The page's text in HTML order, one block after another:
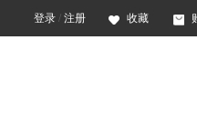
登录 / 注册 收藏